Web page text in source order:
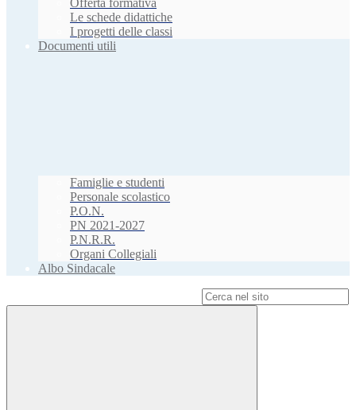
Offerta formativa
Le schede didattiche
I progetti delle classi
Documenti utili
Famiglie e studenti
Personale scolastico
P.O.N.
PN 2021-2027
P.N.R.R.
Organi Collegiali
Albo Sindacale